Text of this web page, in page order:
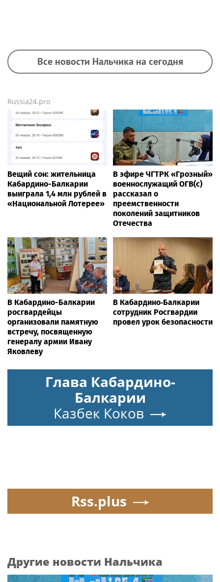
Все новости Нальчика на сегодня
Russia24.pro
Вещий сон: жительница
Кабардино-Балкарии
выиграла 1,4 млн рублей в
«Национальной Лотерее»
В эфире ЧГТРК «Грозный»
военнослужащий ОГВ(с)
рассказал о
преемственности
поколений защитников
Отечества
В Кабардино-Балкарии
росгвардейцы
организовали памятную
встречу, посвященную
генералу армии Ивану
Яковлеву
В Кабардино‑Балкарии
сотрудник Росгвардии
провел урок безопасности
Глава Кабардино-
Балкарии
Казбек Коков
Rss.plus
Другие новости Нальчика